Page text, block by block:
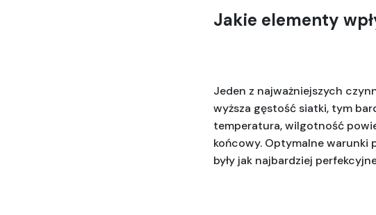
Jakie elementy
Jeden z najważniejszych
wyższa gęstość siatki, tym
temperatura, wilgotność
końcowy. Optymalne warunki
były jak najbardziej